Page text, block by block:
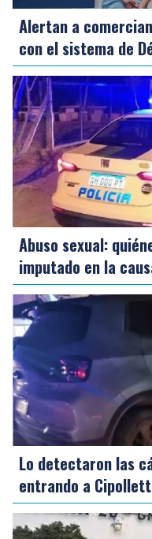
Alertan a
con el sistema de
Abuso sexual:
imputado en la
Lo detectaron las
entrando a